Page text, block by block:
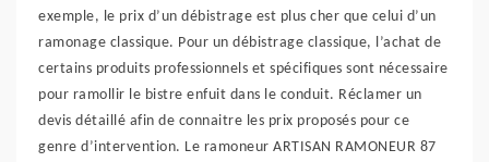
exemple, le prix d’un débistrage est plus cher que celui d’un
ramonage classique. Pour un débistrage classique, l’achat de
certains produits professionnels et spécifiques sont nécessaire
pour ramollir le bistre enfuit dans le conduit. Réclamer un
devis détaillé afin de connaitre les prix proposés pour ce
genre d’intervention. Le ramoneur ARTISAN RAMONEUR 87